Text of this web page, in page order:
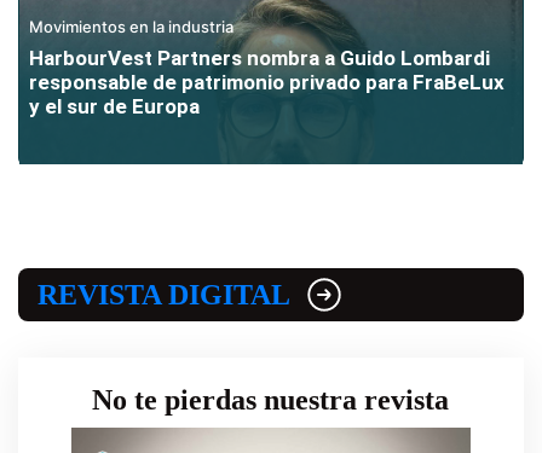
Movimientos en la industria
HarbourVest Partners nombra a Guido Lombardi
responsable de patrimonio privado para FraBeLux
y el sur de Europa
REVISTA DIGITAL
No te pierdas nuestra revista